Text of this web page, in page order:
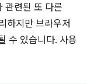
관련된 또 다른
하지만 브라우저
수 있습니다. 사용